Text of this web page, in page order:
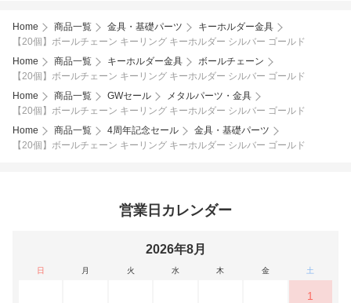
Home 商品一覧 金具・基礎パーツ
キーホルダー金具
【20個】ボールチェーン キーリング キーホルダー シルバー ゴールド
Home
商品一覧 キーホルダー金具
ボールチェーン
【20個】ボールチェーン キーリング キーホルダー シルバー ゴールド
Home
商品一覧 GWセール
メタルパーツ・金具
【20個】ボールチェーン キーリング キーホルダー シルバー ゴールド
Home
商品一覧 4周年記念セール
金具・基礎パーツ
【20個】ボールチェーン キーリング キーホルダー シルバー ゴールド
営業日カレンダー
2026年8月
日 月 火 水 木 金 土
1